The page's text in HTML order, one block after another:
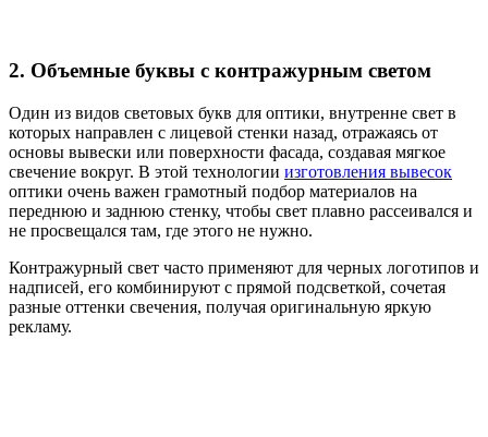
2. Объемные буквы с контражурным светом
Один из видов световых букв для оптики, внутренне свет в
которых направлен с лицевой стенки назад, отражаясь от
основы вывески или поверхности фасада, создавая мягкое
свечение вокруг. В этой технологии изготовления вывесок
оптики очень важен грамотный подбор материалов на
переднюю и заднюю стенку, чтобы свет плавно рассеивался и
не просвещался там, где этого не нужно.
Контражурный свет часто применяют для черных логотипов и
надписей, его комбинируют с прямой подсветкой, сочетая
разные оттенки свечения, получая оригинальную яркую
рекламу.